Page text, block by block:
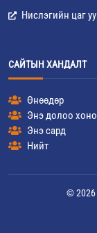
Нислэгийн цаг
САЙТЫН ХАНДАЛТ
Өнөөдөр
Энэ долоо
Энэ сард
Нийт
© 2026